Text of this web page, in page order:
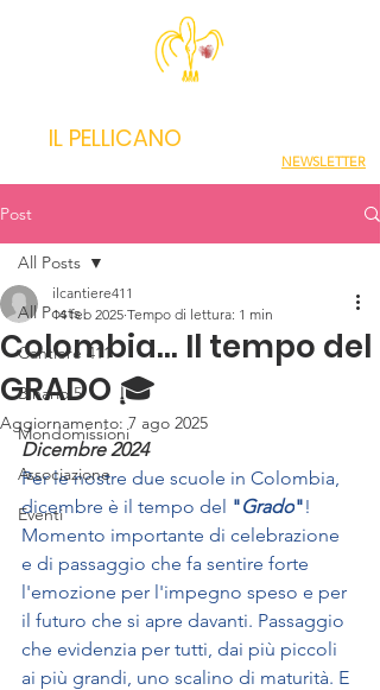
IL PELLICANO
NEWSLETTER
Post
All Posts
Cantiere 411
Binario 5
Mondomissioni
Associazione
Eventi
All Posts
Colombia... Il tempo del
GRADO 🎓
ilcantiere411
14 feb 2025 Tempo di lettura: 1 min
Aggiornamento:7 ago 2025
Dicembre 2024
Per le nostre due scuole in Colombia,
dicembre è il tempo del "Grado"!
Momento importante di celebrazione
e di passaggio che fa sentire forte
l'emozione per l'impegno speso e per
il futuro che si apre davanti. Passaggio
che evidenzia per tutti, dai più piccoli
ai più grandi, uno scalino di maturità. E